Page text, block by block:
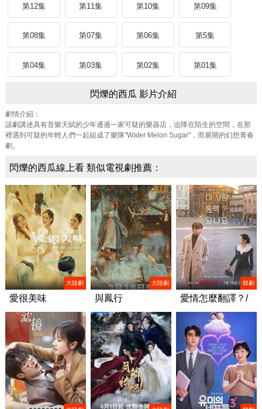
第12集 第11集 第10集 第09集
第08集 第07集 第06集 第5集
第04集 第03集 第02集 第01集
閃爍的西瓜 影片介紹
劇情介紹：
該劇講述具有音樂天賦的少年通過一家可疑的樂器店，迫降在陌生的空間，在那
裡遇到可疑的年輕人們一起組成了樂隊"Water Melon Sugar"，而展開的幻想青春
劇。
閃爍的西瓜線上看 類似電視劇推薦：
大陸劇
愛很美味
大陸劇
與鳳行
韓劇
愛情怎麼翻譯？/
이 사랑 통역 되나
요?